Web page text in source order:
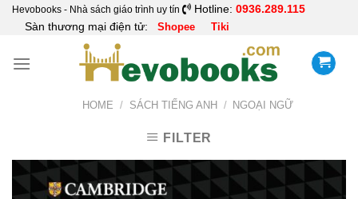
SkipHevobooks - Nhà sách giáo trình uy tín Hotline: 0936.289.115
Sàn thương mại điện tử: Shopee Tiki
HOME / SÁCH TIẾNG ANH / NGOẠI NGỮ
FILTER